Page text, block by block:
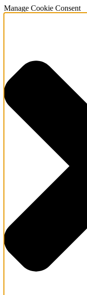
Manage Cookie Consent